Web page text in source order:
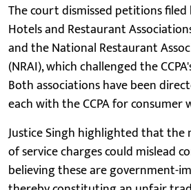
The court dismissed petitions
Hotels and Restaurant
and the National Restaurant
(NRAI), which challenged the
Both associations have been
each with the CCPA for consumer
Justice Singh highlighted that
of service charges could mislead
believing these are government-